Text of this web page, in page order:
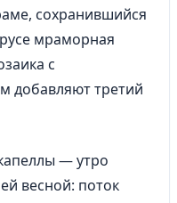
сохранившийся
мраморная
с
добавляют третий
— утро
весной: поток